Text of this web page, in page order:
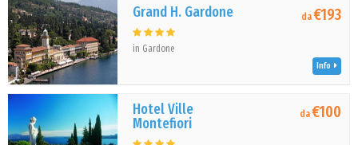
Grand H. Gardone
in Gardone
da€193
Info
Hotel Ville
Montefiori
da€100